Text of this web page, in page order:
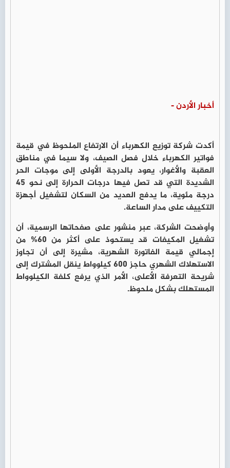
أخبار الأردن -
أكدت شركة توزيع الكهرباء أن الارتفاع الملحوظ في قيمة
فواتير الكهرباء خلال فصل الصيف، ولا سيما في مناطق
العقبة والأغوار، يعود بالدرجة الأولى إلى موجات الحر
الشديدة التي قد تصل فيها درجات الحرارة إلى نحو 45
درجة مئوية، ما يدفع العديد من السكان لتشغيل أجهزة
التكييف على مدار الساعة.
وأوضحت الشركة، عبر منشور على صفحاتها الرسمية، أن
تشغيل المكيفات قد يستحوذ على أكثر من 60% من
إجمالي قيمة الفاتورة الشهرية، مشيرة إلى أن تجاوز
الاستهلاك الشهري حاجز 600 كيلوواط ينقل المشترك إلى
شريحة التعرفة الأعلى، الأمر الذي يرفع كلفة الكيلوواط
المستهلك بشكل ملحوظ.